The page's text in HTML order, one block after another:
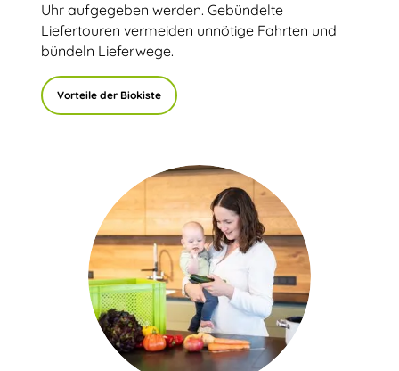
Uhr aufgegeben werden. Gebündelte
Liefertouren vermeiden unnötige Fahrten und
bündeln Lieferwege.
Vorteile der Biokiste